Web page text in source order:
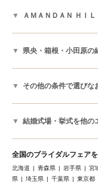
ＡＭＡＮＤＡＮ ＨＩ
県央・箱根・小田原の
その他の条件で選びな
結婚式場・挙式を他の
全国のブライダルフェア
北海道 青森県 岩手県 宮
県
埼玉県 千葉県 東京都